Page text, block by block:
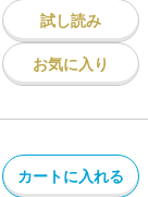
試し読み
お気に入り
カートに入れる